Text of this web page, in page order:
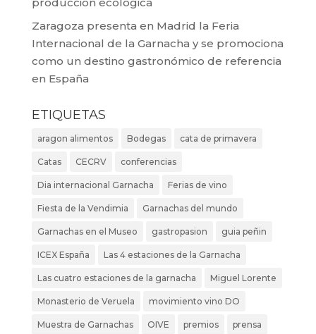
producción ecológica
Zaragoza presenta en Madrid la Feria
Internacional de la Garnacha y se promociona
como un destino gastronómico de referencia
en España
ETIQUETAS
aragon alimentos Bodegas cata de primavera
Catas CECRV conferencias
Dia internacional Garnacha Ferias de vino
Fiesta de la Vendimia Garnachas del mundo
Garnachas en el Museo gastropasion guia peñin
ICEX España Las 4 estaciones de la Garnacha
Las cuatro estaciones de la garnacha Miguel Lorente
Monasterio de Veruela movimiento vino DO
Muestra de Garnachas OIVE premios prensa